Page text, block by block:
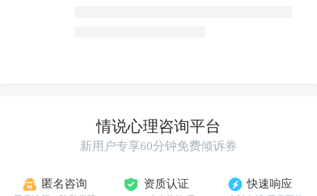
情说心理咨询平台
新用户专享60分钟免费倾诉券
匿名咨询 资质认证 快速响应